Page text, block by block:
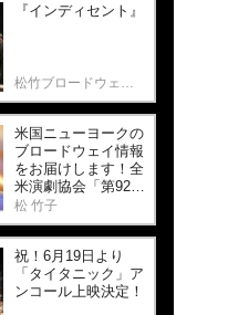
『インディセント』
米国ニューヨークの
ブロードウェイ情報
をお届けします！全
米演劇協会「第92回
ドラマリーグ・アワ
ード」と歴史ある劇
場「パレス・シアタ
ー」最新作！
松 竹子
祝！6月19日より
「タイタニック」ア
ンコール上映決定！